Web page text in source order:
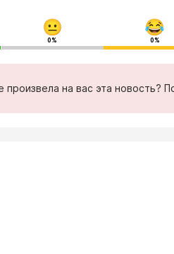
0% 0%
произвела на вас эта новость?